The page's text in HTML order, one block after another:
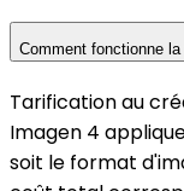
Comment fonctionne
Tarification au
Imagen 4
soit le format